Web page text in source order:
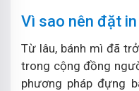
Vì sao nên đặt
Từ lâu, bánh mì đã
trong cộng đồng
phương pháp đựng